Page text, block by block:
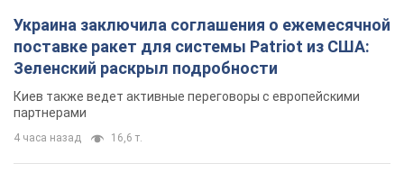
Украина заключила соглашения о ежемесячной
поставке ракет для системы Patriot из США:
Зеленский раскрыл подробности
Киев также ведет активные переговоры с европейскими
партнерами
4 часа назад 16,6 т.